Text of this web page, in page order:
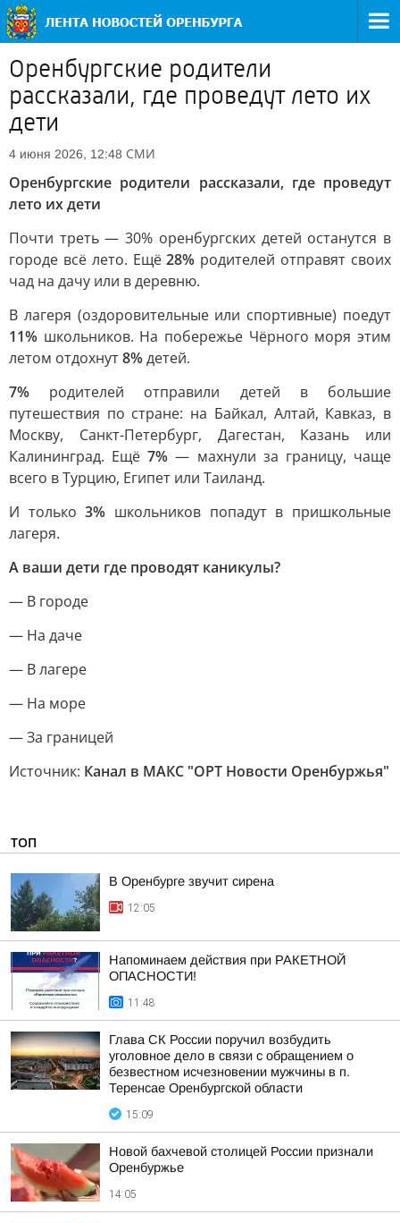
Оренбургские родители
рассказали, где проведут лето их
дети
4 июня 2026, 12:48 СМИ
Оренбургские родители рассказали, где проведут
лето их дети
Почти треть — 30% оренбургских детей останутся в
городе всё лето. Ещё28% родителей отправят своих
чад на дачу или в деревню.
В лагеря (оздоровительные или спортивные) поедут
11% школьников. На побережье Чёрного моря этим
летом отдохнут8%детей.
7% родителей отправили детей в большие
путешествия по стране: на Байкал, Алтай, Кавказ, в
Москву, Санкт-Петербург, Дагестан, Казань или
Калининград. Ещё 7%— махнули за границу, чаще
всего в Турцию, Египет или Таиланд.
И только3% школьников попадут в пришкольные
лагеря.
А ваши дети где проводят каникулы?
— В городе
— На даче
— В лагере
— На море
— За границей
Источник: Канал в МАКС "ОРТ Новости Оренбуржья"
ТОП
В Оренбурге звучит сирена
12:05
Напоминаем действия при РАКЕТНОЙ
ОПАСНОСТИ!
11:48
Глава СК России поручил возбудить
уголовное дело в связи с обращением о
безвестном исчезновении мужчины в п.
Теренсае Оренбургской области
15:09
Новой бахчевой столицей России признали
Оренбуржье
14:05